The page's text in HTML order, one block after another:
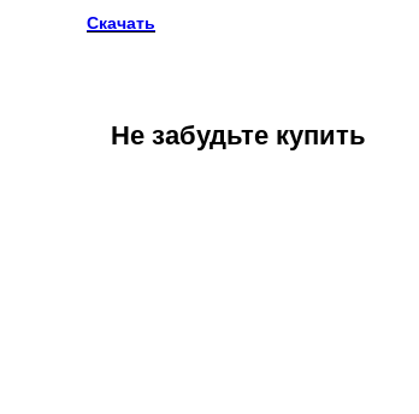
Скачать
Не забудьте купить